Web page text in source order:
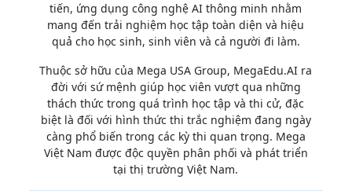
tiến, ứng dụng công nghệ AI thông minh nhằm
mang đến trải nghiệm học tập toàn diện và hiệu
quả cho học sinh, sinh viên và cả người đi làm.
Thuộc sở hữu của Mega USA Group, MegaEdu.AI ra
đời với sứ mệnh giúp học viên vượt qua những
thách thức trong quá trình học tập và thi cử, đặc
biệt là đối với hình thức thi trắc nghiệm đang ngày
càng phổ biến trong các kỳ thi quan trọng. Mega
Việt Nam được độc quyền phân phối và phát triển
tại thị trường Việt Nam.